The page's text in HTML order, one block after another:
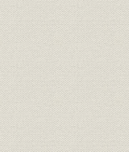
経営;規則 両
経営;規則 綿
経営;規則 両
経営;規則 向
経営;規則 糸